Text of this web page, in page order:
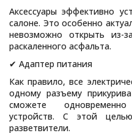
Аксессуары эффективно
салоне. Это особенно
невозможно открыть из-
раскаленного асфальта.
✔ Адаптер питания
Как правило, все
одному разъему
сможете
устройств. С этой
разветвители.